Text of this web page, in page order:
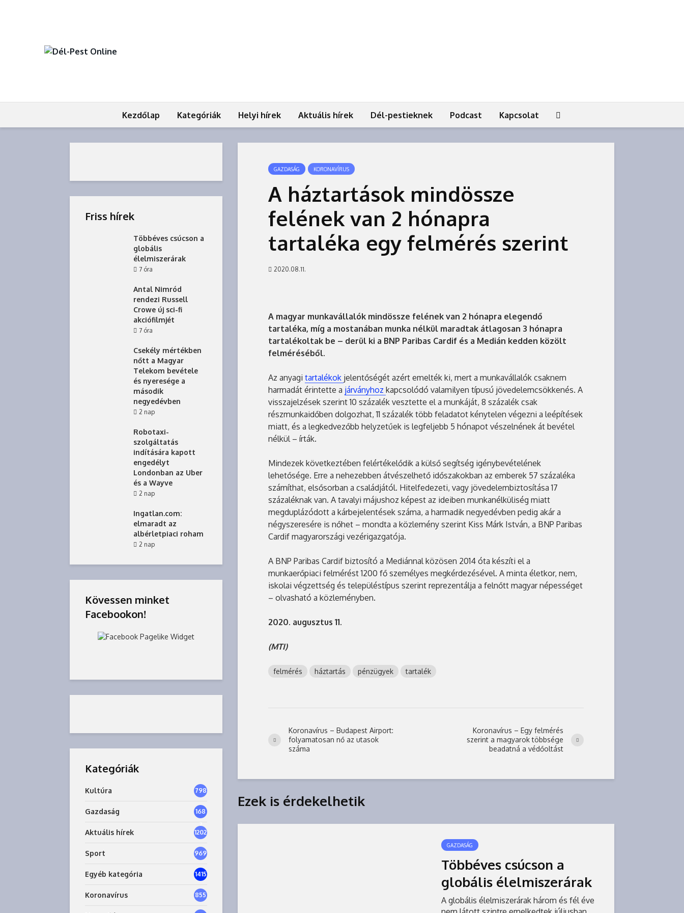
Kezdőlap Kategóriák Helyi hírek Aktuális hírek Dél-pestieknek Podcast Kapcsolat
GAZDASÁG KORONAVÍRUS
A háztartások mindössze
felének van 2 hónapra
tartaléka egy felmérés szerint
2020.08.11.
A magyar munkavállalók mindössze felének van 2 hónapra elegendő
tartaléka, míg a mostanában munka nélkül maradtak átlagosan 3 hónapra
tartalékoltak be – derül ki a BNP Paribas Cardif és a Medián kedden közölt
felméréséből.
Az anyagi tartalékok jelentőségét azért emelték ki, mert a munkavállalók csaknem
harmadát érintette a járványhoz kapcsolódó valamilyen típusú jövedelemcsökkenés. A
visszajelzések szerint 10 százalék vesztette el a munkáját, 8 százalék csak
részmunkaidőben dolgozhat, 11 százalék több feladatot kénytelen végezni a leépítések
miatt, és a legkedvezőbb helyzetűek is legfeljebb 5 hónapot vészelnének át bevétel
nélkül – írták.
Mindezek következtében felértékelődik a külső segítség igénybevételének
lehetősége. Erre a nehezebben átvészelhető időszakokban az emberek 57 százaléka
számíthat, elsősorban a családjától. Hitelfedezeti, vagy jövedelembiztosítása 17
százaléknak van. A tavalyi májushoz képest az ideiben munkanélküliség miatt
megduplázódott a kárbejelentések száma, a harmadik negyedévben pedig akár a
négyszeresére is nőhet – mondta a közlemény szerint Kiss Márk István, a BNP Paribas
Cardif magyarországi vezérigazgatója.
A BNP Paribas Cardif biztosító a Mediánnal közösen 2014 óta készíti el a
munkaerőpiaci felmérést 1200 fő személyes megkérdezésével. A minta életkor, nem,
iskolai végzettség és településtípus szerint reprezentálja a felnőtt magyar népességet
– olvasható a közleményben.
2020. augusztus 11.
(MTI)
felmérés háztartás pénzügyek tartalék
Koronavírus – Budapest Airport:
folyamatosan nő az utasok
száma
Koronavírus – Egy felmérés
szerint a magyarok többsége
beadatná a védőoltást
Ezek is érdekelhetik
GAZDASÁG
Többéves csúcson a
globális élelmiszerárak
A globális élelmiszerárak három és fél éve
Friss hírek
Többéves csúcson a
globális
élelmiszerárak
7 óra
Antal Nimród
rendezi Russell
Crowe új sci-fi
akciófilmjét
7 óra
Csekély mértékben
nőtt a Magyar
Telekom bevétele
és nyeresége a
második
negyedévben
2 nap
Robotaxi-
szolgáltatás
indítására kapott
engedélyt
Londonban az Uber
és a Wayve
2 nap
Ingatlan.com:
elmaradt az
albérletpiaci roham
2 nap
Kövessen minket
Facebookon!
Kategóriák
Kultúra 798
Gazdaság
168
7
Aktuális hírek 1202
Sport 969
Egyéb kategória 1415
Koronavírus 855